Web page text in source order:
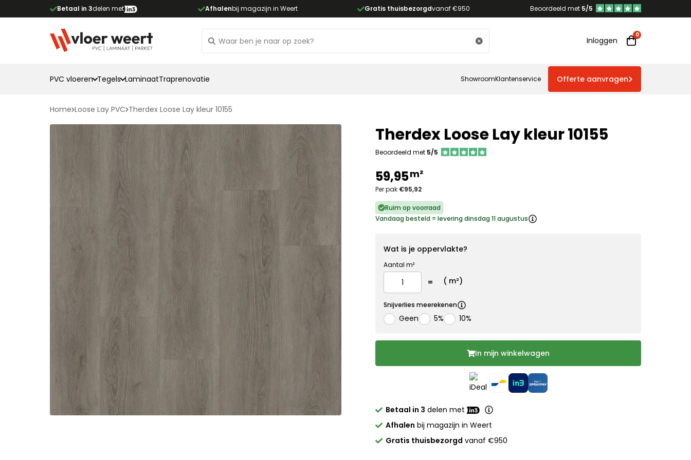
Betaal in 3delen met Afhalenbij magazijn in Weert Gratis thuisbezorgdvanaf €950 Beoordeeld met 5/5
Inloggen
PVC vloeren Tegels LaminaatTraprenovatie ShowroomKlantenservice Offerte aanvragen
Home Loose Lay PVC Therdex Loose Lay kleur 10155
Therdex Loose Lay kleur 10155
Beoordeeld met 5/5
59,95m²
Per pak €95,92
Ruim op voorraad
Vandaag besteld = levering dinsdag 11 augustus
Wat is je oppervlakte?
Aantal m²
( m²)
Snijverlies meerekenen
Geen 5% 10%
In mijn winkelwagen
Betaal in 3 delen met
Afhalen bij magazijn in Weert
Gratis thuisbezorgd vanaf €950